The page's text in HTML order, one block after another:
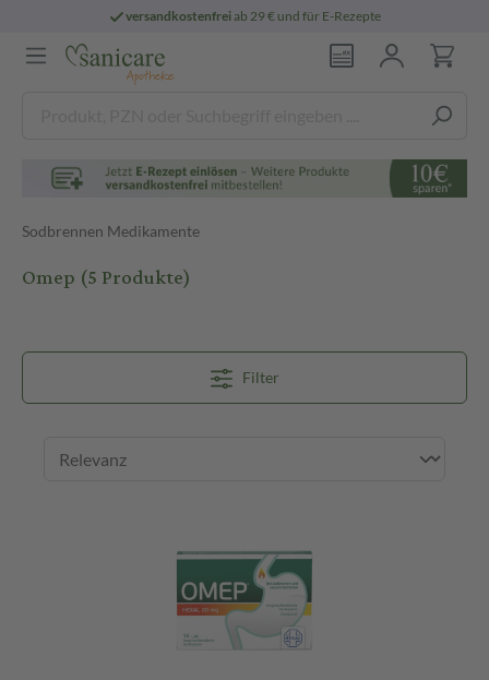
versandkostenfreiab 29 € und für E-Rezepte
Sodbrennen Medikamente
Omep (5 Produkte)
Filter